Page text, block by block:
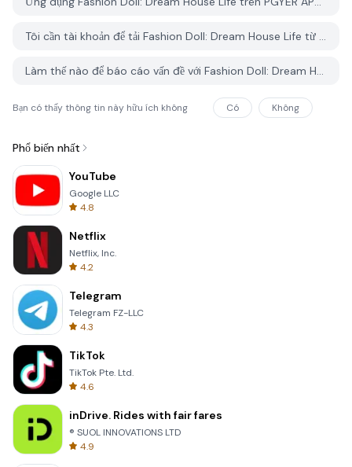
Tôi cần tài khoản để tải Fashion Doll: Dream House Life từ PGYER APK HUB không?
Làm thế nào để báo cáo vấn đề với Fashion Doll: Dream House Life trên PGYER APK HUB?
Bạn có thấy thông tin này hữu ích không Có Không
Phổ biến nhất
YouTube
Google LLC
4.8
Netflix
Netflix, Inc.
4.2
Telegram
Telegram FZ-LLC
4.3
TikTok
TikTok Pte. Ltd.
4.6
inDrive. Rides with fair fares
® SUOL INNOVATIONS LTD
4.9